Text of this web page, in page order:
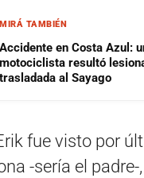
MIRÁ TAMBIÉN
Accidente en Costa Azul:
motociclista resultó
trasladada al Sayago
fue visto por
-sería el